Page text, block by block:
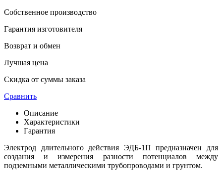
Собственное производство
Гарантия изготовителя
Возврат и обмен
Лучшая цена
Скидка от суммы заказа
Сравнить
Описание
Характеристики
Гарантия
Электрод длительного действия ЭДБ-1П предназначен для
создания и измерения разности потенциалов между
подземными металлическими трубопроводами и грунтом.